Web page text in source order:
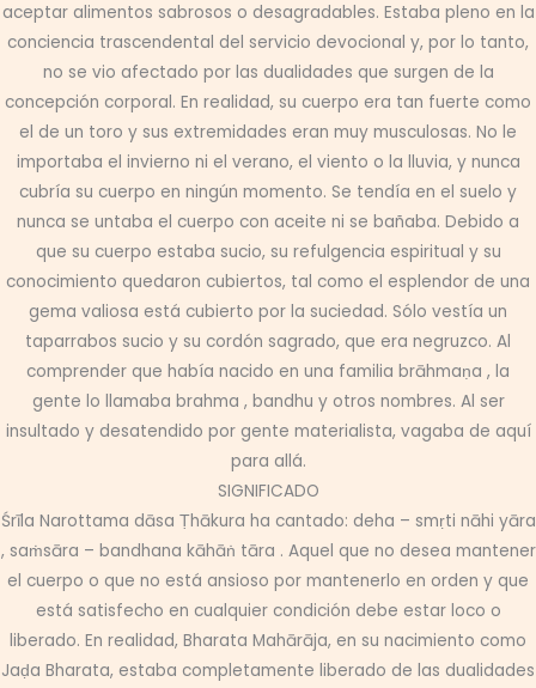
aceptar alimentos sabrosos o desagradables. Estaba pleno en la
conciencia trascendental del servicio devocional y, por lo tanto,
no se vio afectado por las dualidades que surgen de la
concepción corporal. En realidad, su cuerpo era tan fuerte como
el de un toro y sus extremidades eran muy musculosas. No le
importaba el invierno ni el verano, el viento o la lluvia, y nunca
cubría su cuerpo en ningún momento. Se tendía en el suelo y
nunca se untaba el cuerpo con aceite ni se bañaba. Debido a
que su cuerpo estaba sucio, su refulgencia espiritual y su
conocimiento quedaron cubiertos, tal como el esplendor de una
gema valiosa está cubierto por la suciedad. Sólo vestía un
taparrabos sucio y su cordón sagrado, que era negruzco. Al
comprender que había nacido en una familia brāhmaṇa , la
gente lo llamaba brahma , bandhu y otros nombres. Al ser
insultado y desatendido por gente materialista, vagaba de aquí
para allá.
SIGNIFICADO
Śrīla Narottama dāsa Ṭhākura ha cantado: deha – smṛti nāhi yāra
, saṁsāra – bandhana kāhāṅ tāra . Aquel que no desea mantener
el cuerpo o que no está ansioso por mantenerlo en orden y que
está satisfecho en cualquier condición debe estar loco o
liberado. En realidad, Bharata Mahārāja, en su nacimiento como
Jaḍa Bharata, estaba completamente liberado de las dualidades